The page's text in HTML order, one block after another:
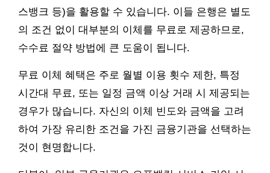
스뱅크 등)을 활용할 수 있습니다. 이들 은행은 별도
의 조건 없이 대부분의 이체를 무료로 제공하므로,
수수료 절약 방법에 큰 도움이 됩니다.
무료 이체 혜택은 주로 월별 이용 횟수 제한, 특정
시간대 무료, 또는 일정 금액 이상 거래 시 제공되는
경우가 많습니다. 자신의 이체 빈도와 금액을 고려
하여 가장 유리한 조건을 가진 금융기관을 선택하는
것이 현명합니다.